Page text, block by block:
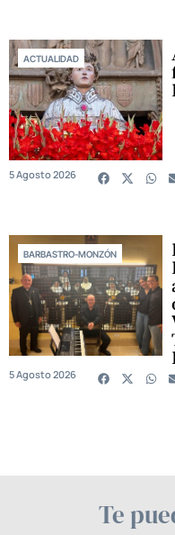
ACTUALIDAD
5 Agosto 2026
BARBASTRO-MONZÓN
5 Agosto 2026
Te